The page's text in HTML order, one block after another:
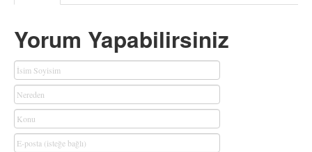
Yorum Yapabilirsiniz